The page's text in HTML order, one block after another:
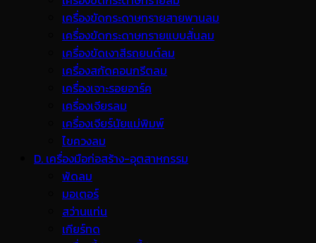
เครื่องขัดกระดาษทรายสายพานลม
เครื่องขัดกระดาษทรายแบบสั่นลม
เครื่องขัดเงาสีรถยนต์ลม
เครื่องสกัดคอนกรีตลม
เครื่องเจาะรอยอาร์ค
เครื่องเจียรลม
เครื่องเจียร์นัยแม่พิมพ์
ไขควงลม
D. เครื่องมือก่อสร้าง-อุตสาหกรรม
พ้ดลม
มอเตอร์
สว่านแท่น
เกียร์ทด